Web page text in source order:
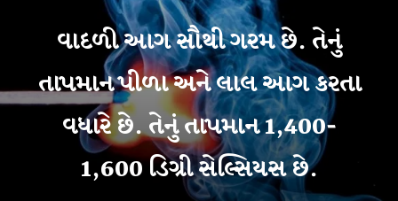
વાદળી આગ સૌથી ગરમ છે. તેનું
તાપમાન પીળા અને લાલ આગ કરતા
વધારે છે. તેનું તાપમાન 1,400-
1,600 ડિગ્રી સેલ્સિયસ છે.